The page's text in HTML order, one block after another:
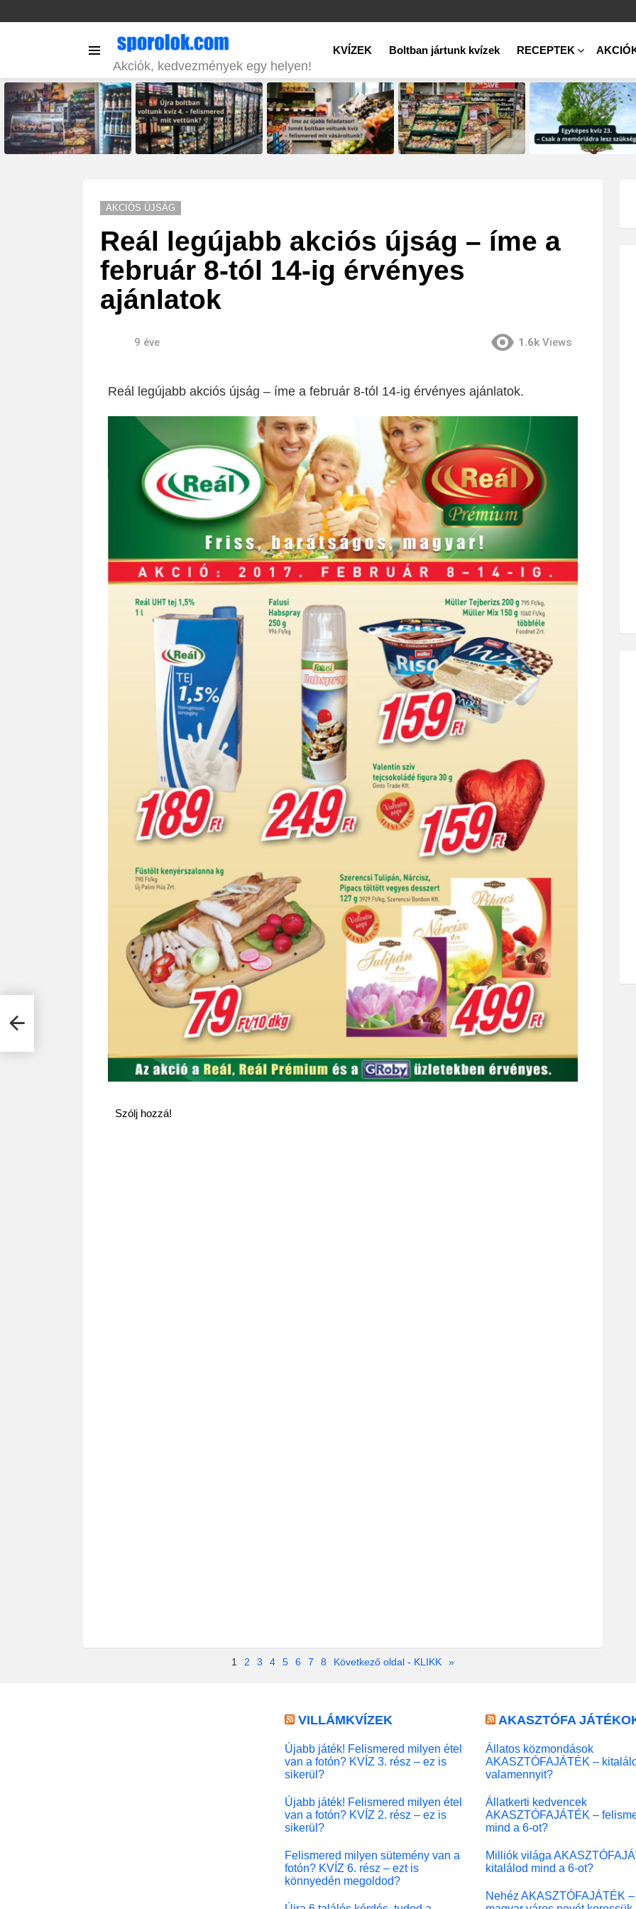
Akciók, kedvezmények egy helyen!
KVÍZEK Boltban jártunk kvízek RECEPTEK
STORIES
AKCIÓS ÚJSÁG
Reál legújabb akciós újság – íme a
február 8-tól 14-ig érvényes
ajánlatok
9 éve 1.6k Views
Reál legújabb akciós újság – íme a február 8-tól 14-ig érvényes ajánlatok.
Szólj hozzá!
1 2 3 4 5 6 7 8 Következő oldal - KLIKK »
VILLÁMKVÍZEK
Újabb játék! Felismered milyen étel
van a fotón? KVÍZ 3. rész – ez is
sikerül?
Újabb játék! Felismered milyen étel
van a fotón? KVÍZ 2. rész – ez is
sikerül?
Felismered milyen sütemény van a
fotón? KVÍZ 6. rész – ezt is
könnyedén megoldod?
AKASZTÓFA
Állatos közmondások
AKASZTÓFAJÁTÉK –
valamennyit?
Állatkerti kedvencek
AKASZTÓFAJÁTÉK –
mind a 6-ot?
Milliók világa
kitalálod mind a 6-ot?
Nehéz AKASZTÓFAJÁTÉK